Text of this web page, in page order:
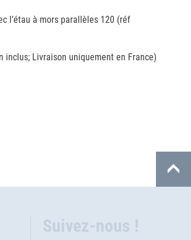
l’étau à mors parallèles 120 (réf
inclus; Livraison uniquement en France)
Suivez-nous !